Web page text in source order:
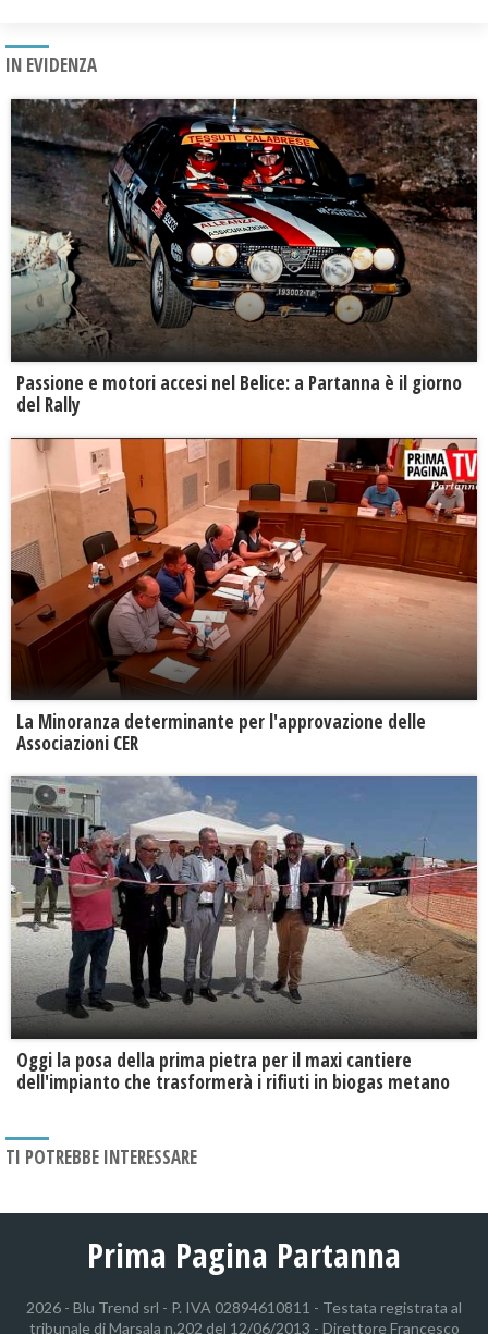
IN EVIDENZA
Passione e motori accesi nel Belice: a Partanna è il giorno
del Rally
La Minoranza determinante per l'approvazione delle
Associazioni CER
Oggi la posa della prima pietra per il maxi cantiere
dell'impianto che trasformerà i rifiuti in biogas metano
TI POTREBBE INTERESSARE
Prima Pagina Partanna
2026 - Blu Trend srl - P. IVA 02894610811 - Testata registrata al
tribunale di Marsala n.202 del 12/06/2013 - Direttore Francesco